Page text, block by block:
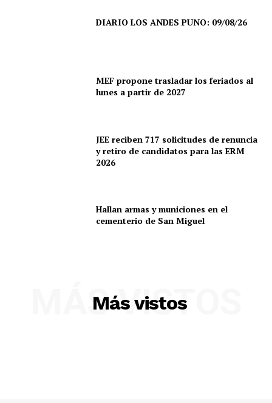
SUSCRIBETE
DIARIO LOS ANDES PUNO: 09/08/26
MEF propone trasladar los feriados al
lunes a partir de 2027
JEE reciben 717 solicitudes de renuncia
y retiro de candidatos para las ERM
2026
Hallan armas y municiones en el
cementerio de San Miguel
Más vistos
MÁS VISTOS